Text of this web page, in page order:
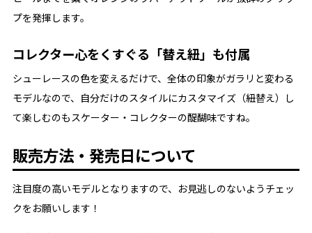
プを発揮します。
コレクター心をくすぐる「替え紐」も付属
シューレースの色を変えるだけで、全体の印象がガラリと変わる
モデルなので、自分だけのスタイルにカスタマイズ（紐替え）し
て楽しむのもスケーター・コレクターの醍醐味ですね。
販売方法・発売日について
注目度の高いモデルとなりますので、お見逃しのないようチェッ
クをお願いします！